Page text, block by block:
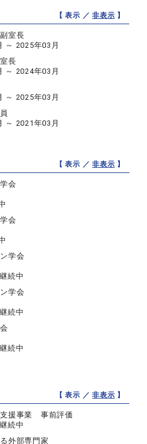
【 表示 ／非表示 】
室長
～ 2025年03月
長
～ 2024年03月
～ 2025年03月
～ 2021年03月
【 表示 ／非表示 】
会
会
学会
続中
学会
続中
続中
【 表示 ／非表示 】
援事業 事前評価
続中
外部専門家